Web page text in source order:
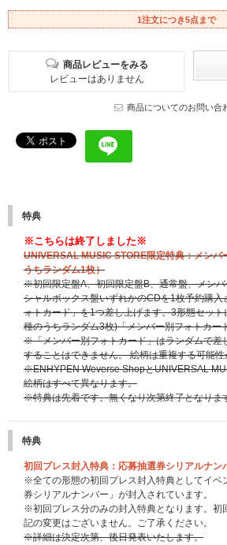
1注文につき5点まで
商品レビューをみる
レビューはありません
商品についてのお問い合
特典
※こちらは終了しました※
UNIVERSAL MUSIC STORE限定特典：メンバ
うちランダム1枚）
※初回限定盤A、初回限定盤B、通常盤、メン
シャルボックス盤いずれかのCDを1枚予約購
ォトカード」を1つ差し上げます。3形態セッ
種のうちランダム3枚)「メンバー別フォトカー
※「メンバー別フォトカード」はランダムで差
することはできません。 絵柄は重複する可能
※ENHYPEN Weverse ShopとUNIVERSAL
絵柄はすべて異なります。
※特典は先着です。無くなり次第終了となりま
特典
初回プレス封入特典：応募抽選券シリアルナン
※全ての形態の初回プレス封入特典としてイベ
券シリアルナンバー」が封入されています。
※初回プレス分のみの封入特典となります。初
記の変更はございません。ご了承ください。
※詳細は決定次第、後日発表いたします。